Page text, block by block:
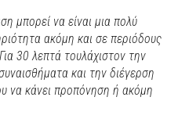
μπορεί να είναι μια πολύ
ακόμη και σε περιόδους
30 λεπτά τουλάχιστον την
και την διέγερση
να κάνει προπόνηση ή ακόμη